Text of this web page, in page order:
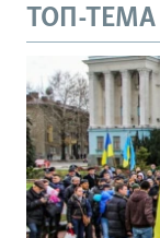
ТОП-ТЕМА